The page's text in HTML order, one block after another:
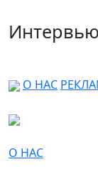
Интервью
О НАС
О НАС